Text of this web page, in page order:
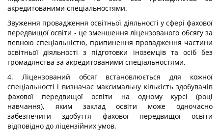
акредитованими спеціальностями.
Звуження провадження освітньої діяльності у сфері фахової
передвищої освіти - це зменшення ліцензованого обсягу за
певною спеціальністю, припинення провадження частини
освітньої діяльності з підготовки іноземців та осіб без
громадянства за акредитованими спеціальностями.
4. Ліцензований обсяг встановлюється для кожної
спеціальності і визначає максимальну кількість здобувачів
фахової передвищої освіти на одному курсі (році
навчання), яким заклад освіти може одночасно
забезпечити здобуття фахової передвищої освіти
відповідно до ліцензійних умов.